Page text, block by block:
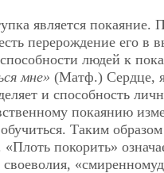
является покаяние.
есть перерождение
людей к
мне» (Матф.) Сердце,
и способность
покаянию
Таким образом
покорить»
своеволия,